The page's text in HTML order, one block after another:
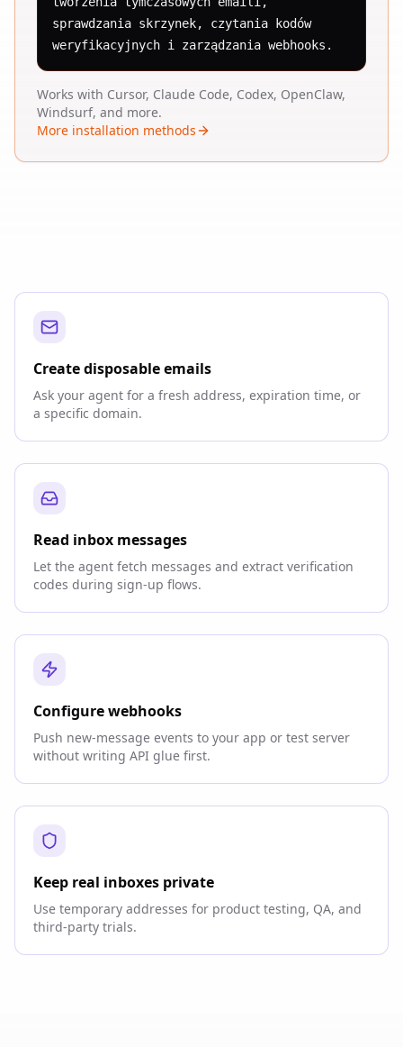
sprawdzania skrzynek, czytania kodów
weryfikacyjnych i zarządzania webhooks.
Works with Cursor, Claude Code, Codex, OpenClaw,
Windsurf, and more.
More installation methods
Create disposable emails
Ask your agent for a fresh address, expiration time, or
a specific domain.
Read inbox messages
Let the agent fetch messages and extract verification
codes during sign-up flows.
Configure webhooks
Push new-message events to your app or test server
without writing API glue first.
Keep real inboxes private
Use temporary addresses for product testing, QA, and
third-party trials.